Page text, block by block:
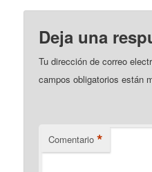
Deja una
Tu dirección de correo
campos obligatorios están
Comentario *